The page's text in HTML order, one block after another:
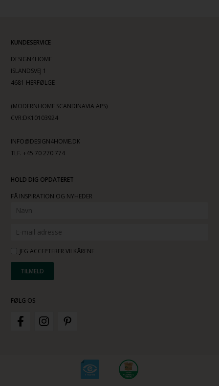
KUNDESERVICE
DESIGN4HOME
ISLANDSVEJ 1
4681 HERFØLGE
(MODERNHOME SCANDINAVIA APS)
CVR:DK10103924
INFO@DESIGN4HOME.DK
TLF. +45 70 270 774
HOLD DIG OPDATERET
FÅ INSPIRATION OG NYHEDER
JEG ACCEPTERER VILKÅRENE
FØLG OS